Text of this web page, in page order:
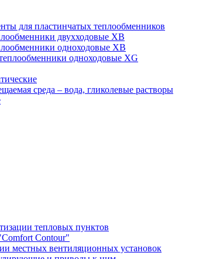
для пластинчатых теплообменников
двухходовые XB
одноходовые ХВ
одноходовые ХG
среда – вода, гликолевые растворы
тепловых пунктов
Contour"
местных вентиляционных установок